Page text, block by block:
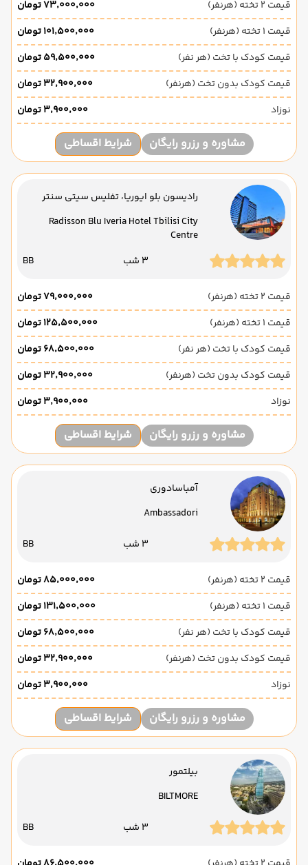
قیمت 2 تخته (هرنفر)
۷۳٬۰۰۰٬۰۰۰ تومان
قیمت 1 تخته (هرنفر)
۱۰۱٬۵۰۰٬۰۰۰ تومان
قیمت کودک با تخت (هر نفر)
۵۹٬۵۰۰٬۰۰۰ تومان
قیمت کودک بدون تخت (هرنفر)
۳۲٬۹۰۰٬۰۰۰ تومان
نوزاد
۳٬۹۰۰٬۰۰۰ تومان
مشاوره و رزرو رایگان شرایط اقساطی
رادیسون بلو ایوریا، تفلیس سیتی سنتر
Radisson Blu Iveria Hotel Tbilisi City
Centre
3 شب
BB
قیمت 2 تخته (هرنفر)
۷۹٬۰۰۰٬۰۰۰ تومان
قیمت 1 تخته (هرنفر)
۱۲۵٬۵۰۰٬۰۰۰ تومان
قیمت کودک با تخت (هر نفر)
۶۸٬۵۰۰٬۰۰۰ تومان
قیمت کودک بدون تخت (هرنفر)
۳۲٬۹۰۰٬۰۰۰ تومان
نوزاد
۳٬۹۰۰٬۰۰۰ تومان
مشاوره و رزرو رایگان شرایط اقساطی
آمباسادوری
Ambassadori
3 شب BB
قیمت 2 تخته (هرنفر)
۸۵٬۰۰۰٬۰۰۰ تومان
قیمت 1 تخته (هرنفر)
۱۳۱٬۵۰۰٬۰۰۰ تومان
قیمت کودک با تخت (هر نفر)
۶۸٬۵۰۰٬۰۰۰ تومان
قیمت کودک بدون تخت (هرنفر)
۳۲٬۹۰۰٬۰۰۰ تومان
نوزاد
۳٬۹۰۰٬۰۰۰ تومان
مشاوره و رزرو رایگان شرایط اقساطی
بیلتمور
BILTMORE
3 شب BB